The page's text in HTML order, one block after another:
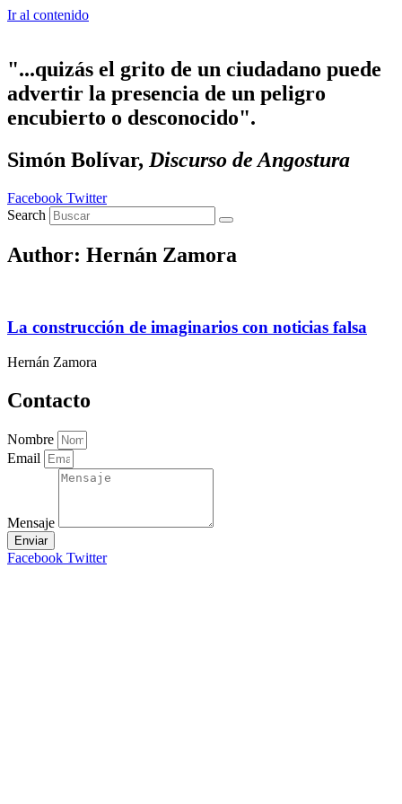
Ir al contenido
"...quizás el grito de un ciudadano puede
advertir la presencia de un peligro
encubierto o desconocido".
Simón Bolívar, Discurso de Angostura
Facebook Twitter
Search
Author: Hernán Zamora
La construcción de imaginarios con noticias falsa
Hernán Zamora
Contacto
Nombre
Email
Mensaje
Enviar
Facebook Twitter